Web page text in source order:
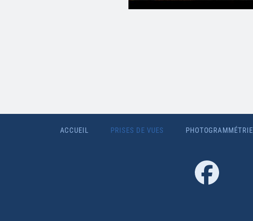
ACCUEIL PRISES DE VUES PHOTOGRAMMÉTRIE